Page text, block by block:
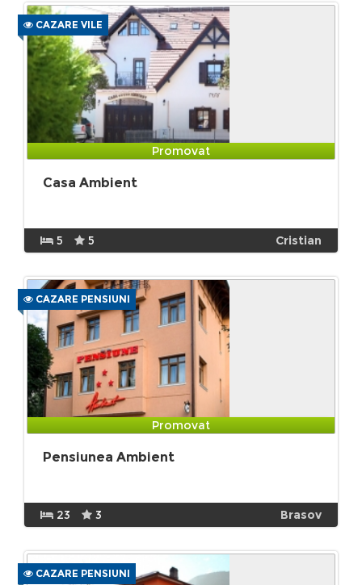
CAZARE VILE
Promovat
Casa Ambient
5 5 Cristian
CAZARE PENSIUNI
Promovat
Pensiunea Ambient
23 3 Brasov
CAZARE PENSIUNI